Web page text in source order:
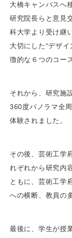
大橋キャンパスへ
研究院長らと意見
科大学より受け継
大切にした“デザ
徴的な６つのコー
それから、研究施
360度パノラマ全
体験されました。
その後、芸術工学
れぞれから研究内
ともに、芸術工学
への横断、教員の
最後に、学生が授